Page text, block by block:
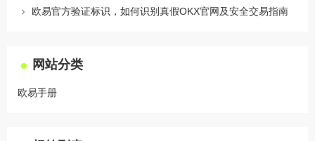
欧易官方验证标识，如何识别真假OKX官网及安全交易指南
网站分类
欧易手册